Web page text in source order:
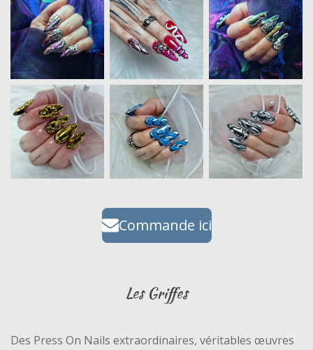
Commande ici
Les Griffes
Des Press On Nails extraordinaires, véritables œuvres